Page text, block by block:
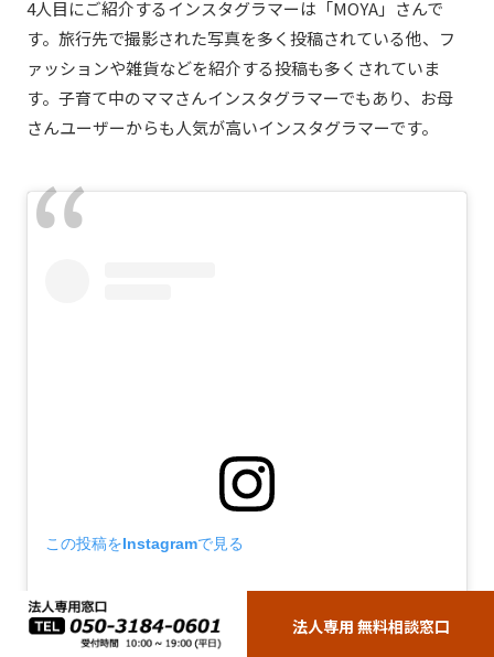
4人目にご紹介するインスタグラマーは「MOYA」さんで
す。旅行先で撮影された写真を多く投稿されている他、フ
ァッションや雑貨などを紹介する投稿も多くされていま
す。子育て中のママさんインスタグラマーでもあり、お母
さんユーザーからも人気が高いインスタグラマーです。
この投稿をInstagramで見る
法人専用 無料相談窓口